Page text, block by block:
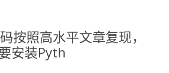
按照高水平文章复现，
安装Pyth